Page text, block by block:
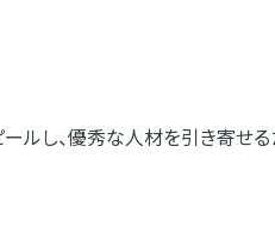
ルし、優秀な人材を引き寄せる